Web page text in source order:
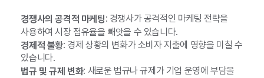
경쟁사의 공격적 마케팅: 경쟁사가 공격적인 마케팅 전략을
사용하여 시장 점유율을 빼앗을 수 있습니다.
경제적 불황: 경제 상황의 변화가 소비자 지출에 영향을 미칠 수
있습니다.
법규 및 규제 변화: 새로운 법규나 규제가 기업 운영에 부담을